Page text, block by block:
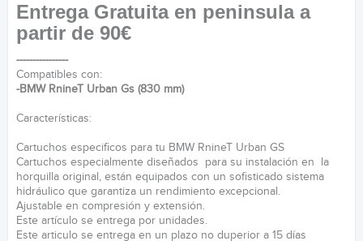
Entrega Gratuita en peninsula a
partir de 90€
----------------
Compatibles con:
-BMW RnineT Urban Gs (830 mm)
Características:
Cartuchos especificos para tu BMW RnineT Urban GS
Cartuchos especialmente diseñados para su instalación en la
horquilla original, están equipados con un sofisticado sistema
hidráulico que garantiza un rendimiento excepcional.
Ajustable en compresión y extensión.
Este artículo se entrega por unidades.
Este articulo se entrega en un plazo no duperior a 15 días